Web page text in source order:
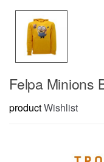
Felpa Minions
productWishlist